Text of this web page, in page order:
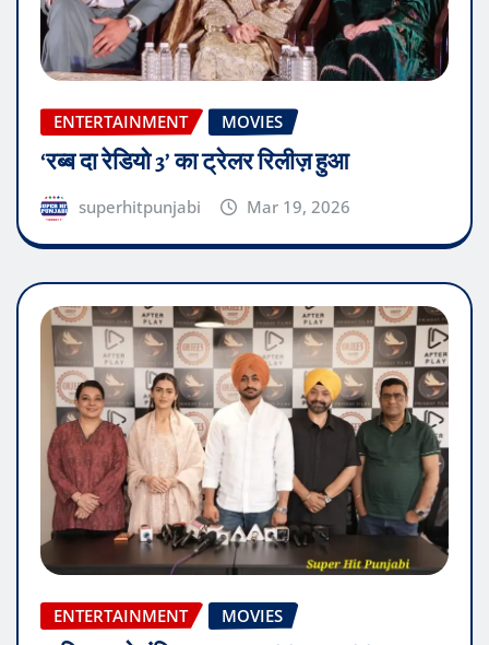
ENTERTAINMENT MOVIES
‘रब्ब दा रेडियो 3’ का ट्रेलर रिलीज़ हुआ
superhitpunjabi Mar 19, 2026
ENTERTAINMENT MOVIES